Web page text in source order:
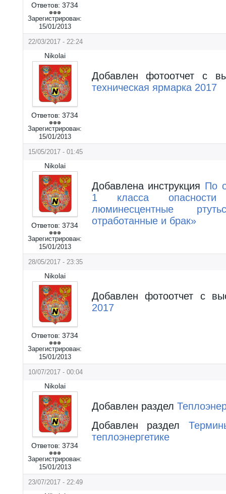
Ответов: 3734
Зарегистрирован:
15/01/2013
22/03/2017 - 22:24
Nikolai
Ответов: 3734
Зарегистрирован:
15/01/2013
Добавлен фотоотчет с
техническая ярмарка 2017
15/05/2017 - 01:45
Nikolai
Ответов: 3734
Зарегистрирован:
15/01/2013
Добавлена инструкция По
1 класса
люминесцентные
отработанные и брак»
28/05/2017 - 23:35
Nikolai
Ответов: 3734
Зарегистрирован:
15/01/2013
Добавлен фотоотчет с
2017
10/07/2017 - 00:04
Nikolai
Ответов: 3734
Зарегистрирован:
15/01/2013
Добавлен раздел
Добавлен раздел
теплоэнергетике
23/07/2017 - 22:49